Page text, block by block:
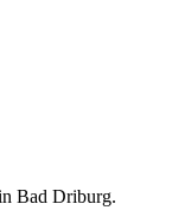
Bad Driburg.